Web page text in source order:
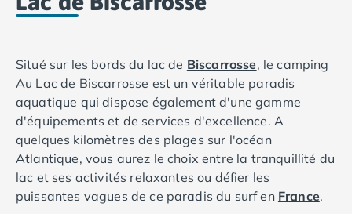
Camping Manche
Camping Côtes d'Armor
Camping Erquy
Camping Saint-Cast-le-Guildo
Camping Finistère
Camping Benodet
Camping Brest
Camping Carantec
Camping Concarneau
Situé sur les bords du lac de Biscarrosse, le camping
Au Lac de Biscarrosse est un véritable paradis
aquatique qui dispose également d'une gamme
d'équipements et de services d'excellence. A
quelques kilomètres des plages sur l'océan
Atlantique, vous aurez le choix entre la tranquillité du
lac et ses activités relaxantes ou défier les
puissantes vagues de ce paradis du surf en France.